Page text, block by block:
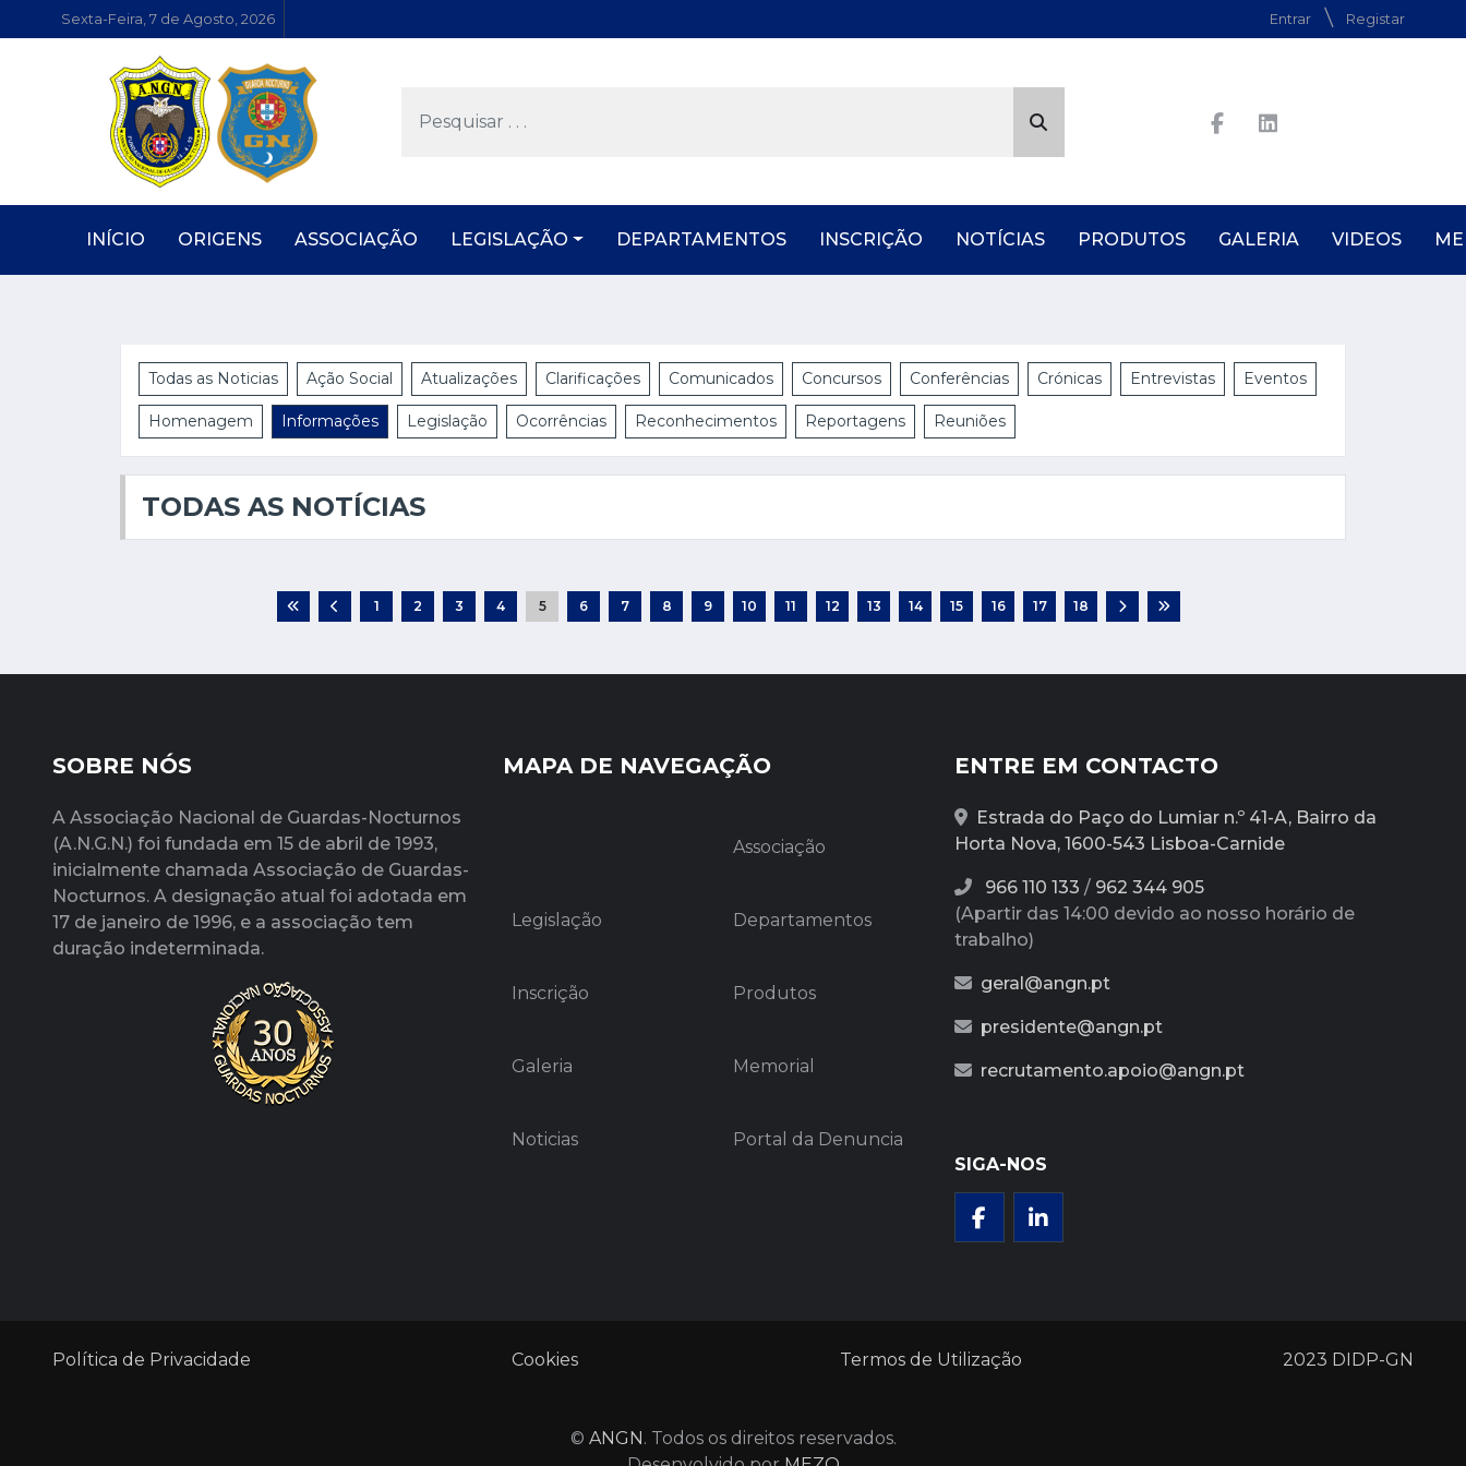
Sexta-Feira, 7 de Agosto, 2026 Entrar Registar
INÍCIO ORIGENS ASSOCIAÇÃO LEGISLAÇÃO DEPARTAMENTOS INSCRIÇÃO NOTÍCIAS PRODUTOS GALERIA VIDEOS
Todas as Noticias Ação Social Atualizações Clarificações Comunicados Concursos Conferências Crónicas Entrevistas Eventos
Homenagem Informações Legislação Ocorrências Reconhecimentos Reportagens Reuniões
TODAS AS NOTÍCIAS
1 2 3 4 5 6 7 8 9 10 11 12 13 14 15 16 17 18
SOBRE NÓS
A Associação Nacional de Guardas-Nocturnos
(A.N.G.N.) foi fundada em 15 de abril de 1993,
inicialmente chamada Associação de Guardas-
Nocturnos. A designação atual foi adotada em
17 de janeiro de 1996, e a associação tem
duração indeterminada.
MAPA DE NAVEGAÇÃO
Associação
Legislação Departamentos
Inscrição Produtos
Galeria Memorial
Noticias Portal da Denuncia
ENTRE EM CONTACTO
Estrada do Paço do Lumiar n.º 41-A, Bairro da
Horta Nova, 1600-543 Lisboa-Carnide
966 110 133 / 962 344 905
(Apartir das 14:00 devido ao nosso horário de
trabalho)
geral@angn.pt
presidente@angn.pt
recrutamento.apoio@angn.pt
SIGA-NOS
Política de Privacidade Cookies Termos de Utilização 2023 DIDP-GN
© ANGN . Todos os direitos reservados.